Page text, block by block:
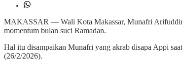
MAKASSAR — Wali Kota Makassar, Munafri Arifuddin,
momentum bulan suci Ramadan.
Hal itu disampaikan Munafri yang akrab disapa Appi
(26/2/2026).